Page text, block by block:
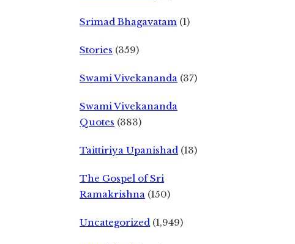
Srimad Bhagavatam (1)
Stories (359)
Swami Vivekananda (37)
Swami Vivekananda
Quotes (383)
Taittiriya Upanishad (13)
The Gospel of Sri
Ramakrishna (150)
Uncategorized (1,949)